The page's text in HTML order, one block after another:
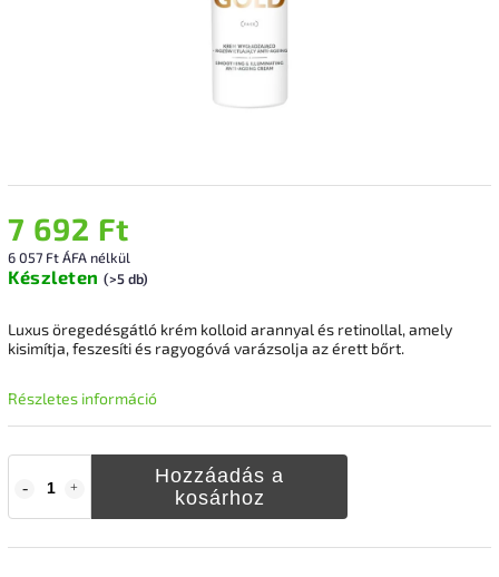
7 692 Ft
6 057 Ft ÁFA nélkül
Készleten (>5 db)
Hozzáadás a
kosárhoz
Luxus öregedésgátló krém kolloid arannyal és retinollal, amely
kisimítja, feszesíti és ragyogóvá varázsolja az érett bőrt.
Részletes információ